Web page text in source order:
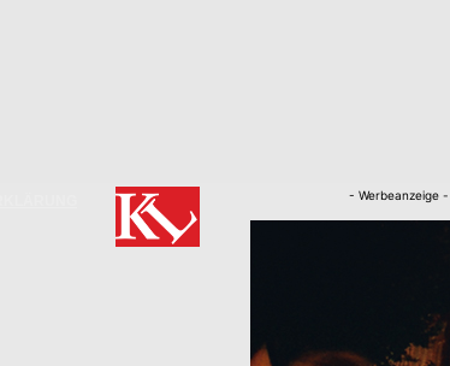
- Werbeanzeige -